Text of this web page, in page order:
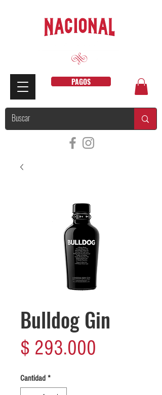
PAGOS
Bulldog Gin
$ 293.000
Cantidad *